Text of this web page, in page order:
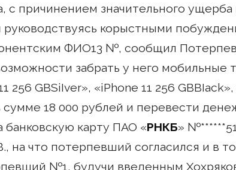
с причинением значительного ущерба
корыстными
ФИО13 №, сообщил
забрать у него мобильные
256 GBSiIver», «iPhone 11 256
сумме 18 000 рублей и перевести
банковскую карту ПАО «РНКБ»
на что потерпевший согласился и в
№1, будучи введенным